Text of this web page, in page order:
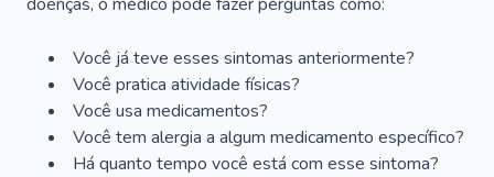
Você já teve esses sintomas anteriormente?
Você pratica atividade físicas?
Você usa medicamentos?
Você tem alergia a algum medicamento específico?
Há quanto tempo você está com esse sintoma?